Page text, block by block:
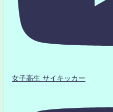
女子高生 サイキッカー